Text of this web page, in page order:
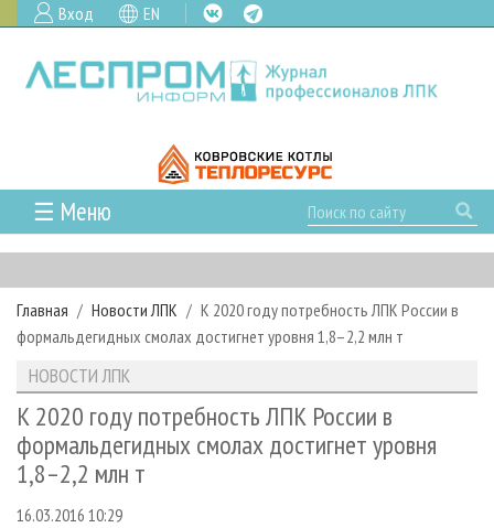
Вход EN
☰ Меню
ГЛАВНАЯ
РУБРИКИ И ТЕМЫ
РУБРИКИ ЖУРНАЛА
ЛЕСОЗАГОТОВКА
ЛЕСОПИЛЕНИЕ
ДЕРЕВООБРАБОТКА
СУШКА ДРЕВЕСИНЫ
НОВОСТИ
НОВОСТИ ЛПК
НОВОСТИ ЖУРНАЛА
НОВОСТИ КОМПАНИЙ
ПРОЕКТЫ ЛПИ
АНАЛИТИКА
ПРЕДПРИЯТИЯ ЛПК
ЛЕСНЫЕ РЕГИОНЫ РОССИИ
ПЕРСОНЫ
АРХИВ
АРХИВ ЖУРНАЛОВ
СТАТЬИ
О ЖУРНАЛЕ
ПОДПИСКА
КОНТАКТЫ
РЕКЛАМОДАТЕЛЯМ
РЕКЛАМА
Главная Новости ЛПК
К 2020 году потребность ЛПК России в
формальдегидных смолах достигнет уровня 1,8–2,2 млн т
НОВОСТИ ЛПК
К 2020 году потребность ЛПК России в
формальдегидных смолах достигнет уровня
1,8–2,2 млн т
16.03.2016 10:29